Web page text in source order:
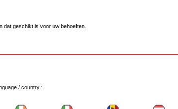
dat geschikt is voor uw behoeften.
/ country :